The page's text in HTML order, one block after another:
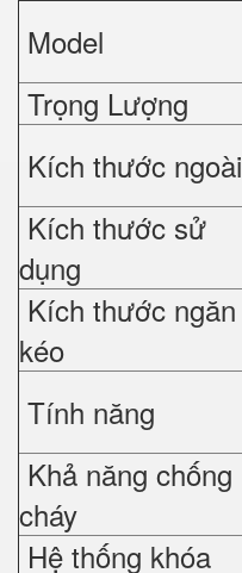
Model
Trọng Lượng
Kích thước ngoài
Kích thước sử
dụng
Kích thước ngăn
kéo
Tính năng
Khả năng chống
cháy
Hệ thống khóa